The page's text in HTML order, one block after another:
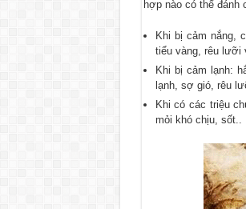
hợp nào có thể đánh
Khi bị cảm nắng,
tiểu vàng, rêu lưỡi
Khi bị cảm lạnh:
lạnh, sợ gió, rêu
Khi có các triệu
mỏi khó chịu, sốt..